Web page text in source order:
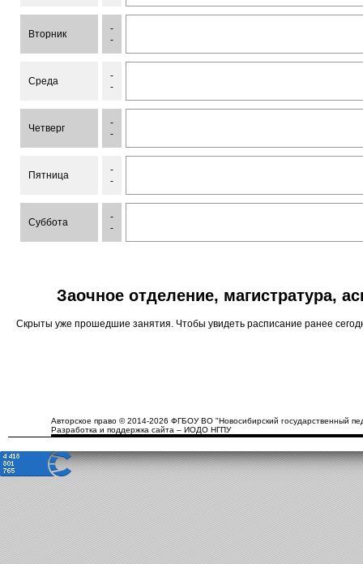
Вторник
-
-
Среда
-
-
Четверг
-
-
Пятница
-
-
Суббота
-
-
Заочное отделение, магистратура,
Скрыты уже прошедшие занятия. Чтобы увидеть расписание ранее
Авторское право © 2014-2026 ФГБОУ ВО "Новосибирский государственный
Разработка и поддержка сайта – ИОДО НГПУ